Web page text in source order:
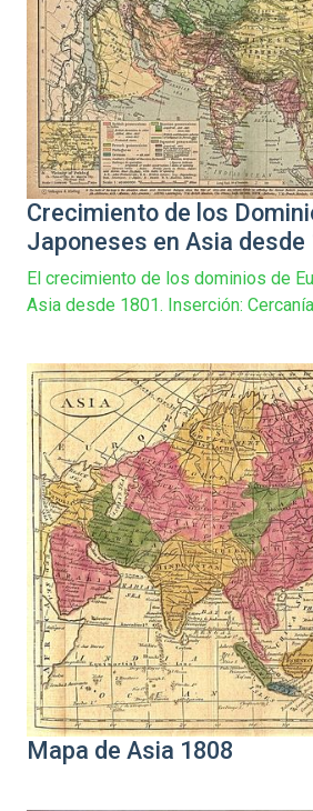
Crecimiento de los
Japoneses en Asia desde
El crecimiento de los dominios de
Asia desde 1801. Inserción:
Mapa de Asia 1808